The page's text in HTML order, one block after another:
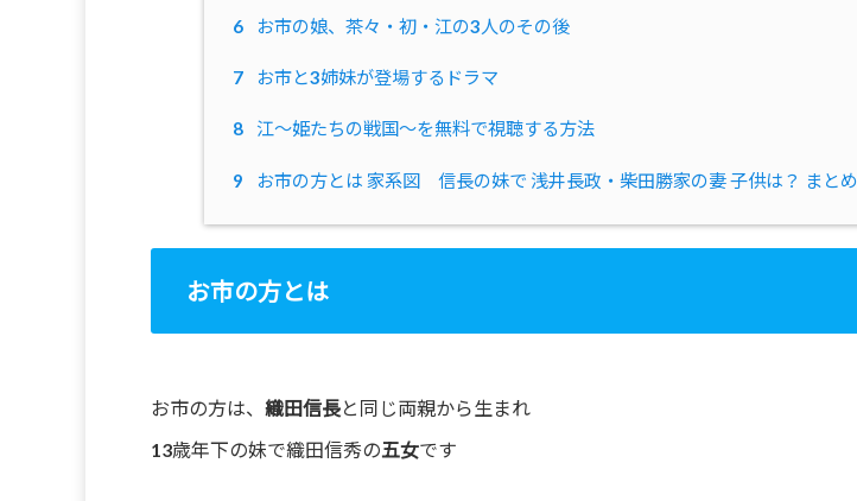
6 お市の娘、茶々・初・江の3人のその後
7 お市と3姉妹が登場するドラマ
8 江〜姫たちの戦国〜を無料で視聴する方法
9 お市の方とは 家系図 信長の妹で 浅井長政・柴田勝家の妻 子供は？ まとめ
お市の方とは
お市の方は、 織田信長と同じ両親から生まれ
13歳年下の妹で織田信秀の五女です